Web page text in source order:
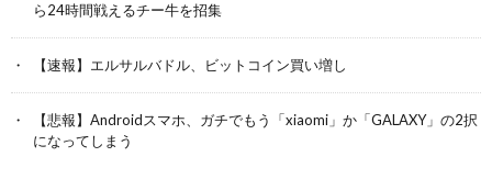
ら24時間戦えるチー牛を招集
【速報】エルサルバドル、ビットコイン買い増し
【悲報】Androidスマホ、ガチでもう「xiaomi」か「GALAXY」の2択
になってしまう